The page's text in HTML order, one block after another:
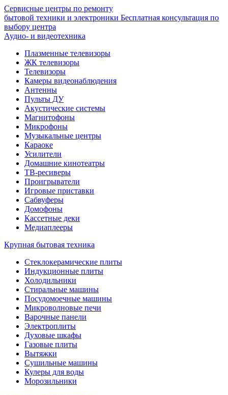
Сервисные центры по ремонту
бытовой техники и электроники Бесплатная консультация по
выбору центра
Аудио- и видеотехника
Плазменные телевизоры
ЖК телевизоры
Телевизоры
Камеры видеонаблюдения
Антенны
Пульты ДУ
Акустические системы
Магнитофоны
Микрофоны
Музыкальные центры
Караоке
Усилители
Домашние кинотеатры
ТВ-ресиверы
Проигрыватели
Игровые приставки
Сабвуферы
Домофоны
Кассетные деки
Медиаплееры
Крупная бытовая техника
Стеклокерамические плиты
Индукционные плиты
Холодильники
Стиральные машины
Посудомоечные машины
Микроволновые печи
Варочные панели
Электроплиты
Духовые шкафы
Газовые плиты
Вытяжки
Сушильные машины
Кулеры для воды
Морозильники